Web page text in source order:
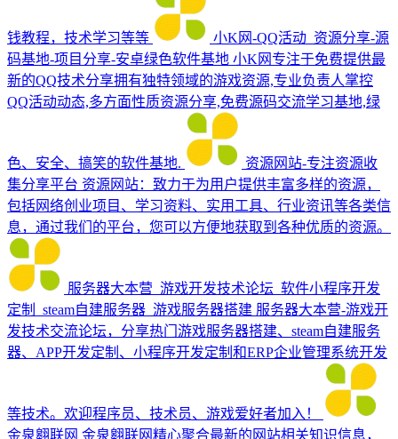
钱教程，技术学习等等
小K网-QQ活动_资源分享-源
码基地-项目分享-安卓绿色软件基地 小K网专注于免费提供最
新的QQ技术分享拥有独特领域的游戏资源,专业负责人掌控
QQ活动动态,多方面性质资源分享,免费源码交流学习基地,绿
色、安全、搞笑的软件基地.
资源网站-专注资源收
集分享平台 资源网站：致力于为用户提供丰富多样的资源，
包括网络创业项目、学习资料、实用工具、行业资讯等各类信
息，通过我们的平台，您可以方便地获取到各种优质的资源。
服务器大本营_游戏开发技术论坛_软件小程序开发
定制_steam自建服务器_游戏服务器搭建 服务器大本营-游戏开
发技术交流论坛，分享热门游戏服务器搭建、steam自建服务
器、APP开发定制、小程序开发定制和ERP企业管理系统开发
等技术。欢迎程序员、技术员、游戏爱好者加入！
金泉翱联网 金泉翱联网精心聚合最新的网站相关知识信息，